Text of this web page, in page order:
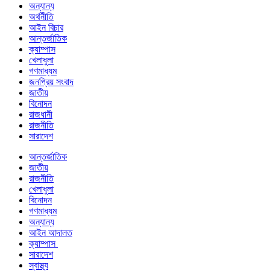
অন্যান্য
অর্থনীতি
আইন বিচার
আন্তর্জাতিক
ক্যাম্পাস
খেলাধুলা
গণমাধ্যম
জনপ্রিয় সংবাদ
জাতীয়
বিনোদন
রাজধানী
রাজনীতি
সারাদেশ
আন্তর্জাতিক
জাতীয়
রাজনীতি
খেলাধুলা
বিনোদন
গণমাধ্যম
অন্যান্য
আইন আদালত
ক্যাম্পাস
সারাদেশ
স্বাস্থ্য